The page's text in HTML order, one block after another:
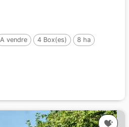
A vendre 4 Box(es) 8 ha